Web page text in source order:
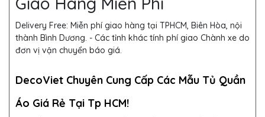
Delivery Free: Miễn phí giao hàng tại TPHCM, Biên Hòa, nội
thành Bình Dương. - Các tỉnh khác tính phí giao Chành xe do
đơn vị vận chuyển báo giá.
DecoViet Chuyên Cung Cấp Các Mẫu Tủ Quần
Áo Giá Rẻ Tại Tp HCM!